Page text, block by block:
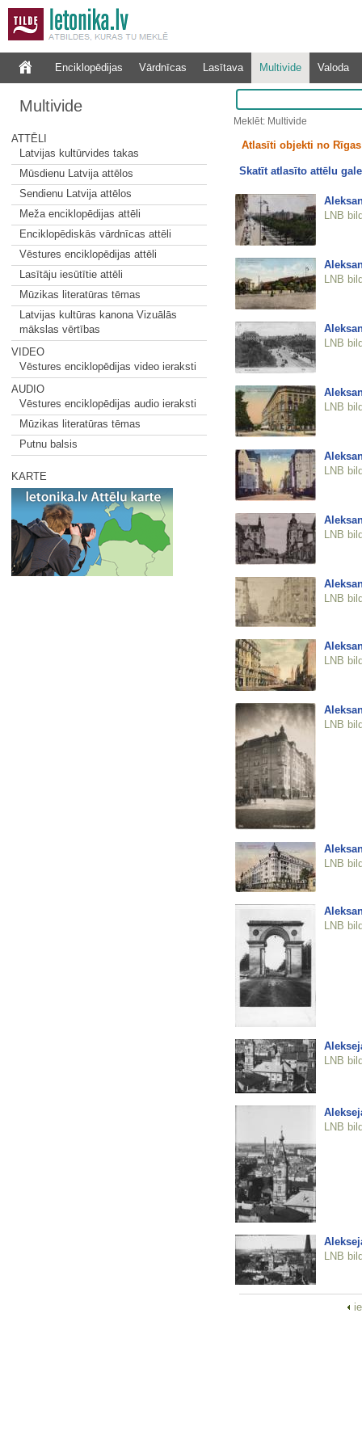
Enciklopēdijas Vārdnīcas Lasītava Multivide Valoda
Multivide
ATTĒLI
Latvijas kultūrvides takas
Mūsdienu Latvija attēlos
Sendienu Latvija attēlos
Meža enciklopēdijas attēli
Enciklopēdiskās vārdnīcas attēli
Vēstures enciklopēdijas attēli
Lasītāju iesūtītie attēli
Mūzikas literatūras tēmas
Latvijas kultūras kanona Vizuālās
mākslas vērtības
VIDEO
Vēstures enciklopēdijas video ieraksti
AUDIO
Vēstures enciklopēdijas audio ieraksti
Mūzikas literatūras tēmas
Putnu balsis
KARTE
Meklēt: Multivide
Atlasīti objekti no
Skatīt atlasīto attēlu
LNB
LNB
LNB
LNB
LNB
LNB
LNB
LNB
LNB
LNB
LNB
LNB
LNB
LNB